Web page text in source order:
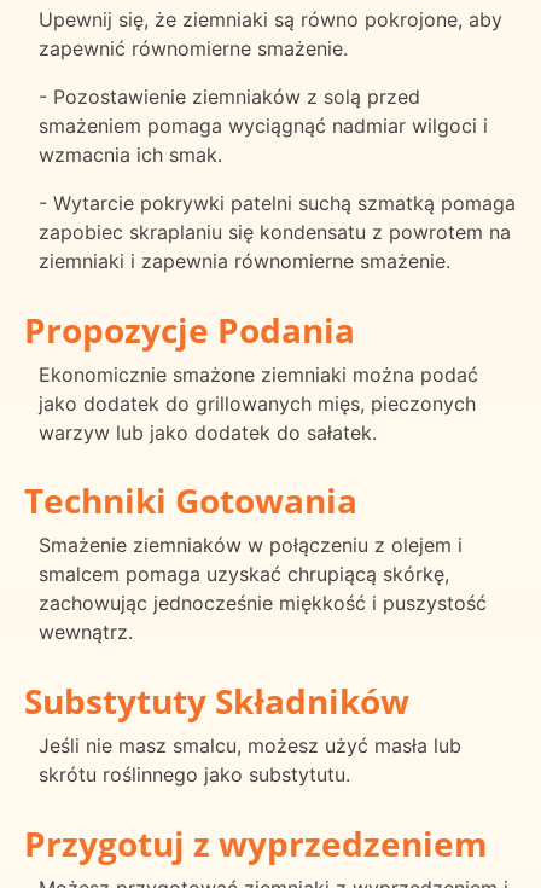
Upewnij się, że ziemniaki są równo pokrojone, aby
zapewnić równomierne smażenie.
- Pozostawienie ziemniaków z solą przed
smażeniem pomaga wyciągnąć nadmiar wilgoci i
wzmacnia ich smak.
- Wytarcie pokrywki patelni suchą szmatką pomaga
zapobiec skraplaniu się kondensatu z powrotem na
ziemniaki i zapewnia równomierne smażenie.
Propozycje Podania
Ekonomicznie smażone ziemniaki można podać
jako dodatek do grillowanych mięs, pieczonych
warzyw lub jako dodatek do sałatek.
Techniki Gotowania
Smażenie ziemniaków w połączeniu z olejem i
smalcem pomaga uzyskać chrupiącą skórkę,
zachowując jednocześnie miękkość i puszystość
wewnątrz.
Substytuty Składników
Jeśli nie masz smalcu, możesz użyć masła lub
skrótu roślinnego jako substytutu.
Przygotuj z wyprzedzeniem